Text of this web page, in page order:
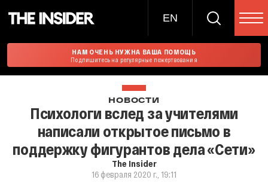
EN
НАМ ОЧЕНЬ НУЖНА ВАША ПОМОЩЬ
Подпишитесь на регулярные пожертвования
НОВОСТИ
Психологи вслед за учителями
написали открытое письмо в
поддержку фигурантов дела «Сети»
The Insider
16 февраля 2020 г., 19:11